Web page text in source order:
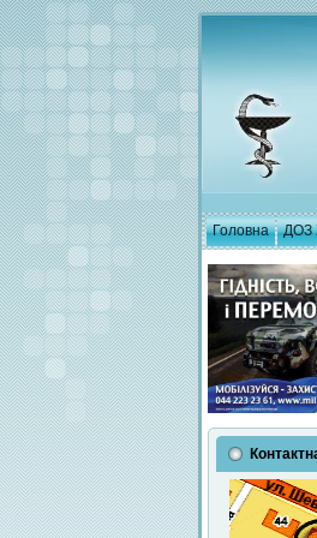
Головна ДОЗ